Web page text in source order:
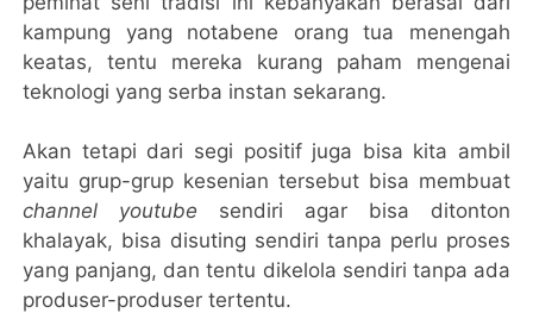
kampung yang notabene orang tua menengah
keatas, tentu mereka kurang paham mengenai
teknologi yang serba instan sekarang.
Akan tetapi dari segi positif juga bisa kita ambil
yaitu grup-grup kesenian tersebut bisa membuat
channel youtube sendiri agar bisa ditonton
khalayak, bisa disuting sendiri tanpa perlu proses
yang panjang, dan tentu dikelola sendiri tanpa ada
produser-produser tertentu.